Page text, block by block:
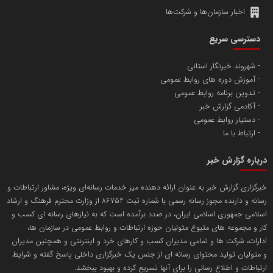
پایگاه اطلاع رسانی اعتلای نهادهای مردمی
پایگاه اطلاع رسانی دریا و نفت
تامین آهن اسفنجی تولیدکنندگان فولاد در کشور
تریبون
انتشار گسترده محتوا در رسانه گزارش خبر
مسعودصادقی
محمدعلی کرمعلی
اخبار سازمان‌ها و شرکت‌ها
دسترسی سریع
شهروند خبرنگار استانی
آموزش دوره های روابط عمومی
تدوین برنامه روابط عمومی
آکادمی گزارش خبر
دستیار روابط عمومی
ارتباط با ما
درباره گزارش خبر
خبرگزاری گزارش خبر به عنوان ارائه دهنده میز خدمات رسانه‌ای ویژه، مشاور ارتباطات و
رسانه و دارنده مجوز رسانه رسمی با شماره ثبت 86752 از وزارت محترم فرهنگ و ارشاد
اسلامی جمهوری اسلامی ایران، در صدد برآمده است که به نیازهای رسانه ای کسب و
کار و مجموعه های متبوع متولیان حوزه ارتباطات و روابط عمومی در سازمان ها،
ادارات، شرکت ها و تمامی مدیران کسب و کارهای خرد و اینترنتی و همچنین مدیران
و متولیان تولید محتوای رسانه ای از جنس یک خبرگزاری داخلی پاسخ گفته و شرایط
ارتباطات و اطلاع رسانی را برای آنها تسریع کرده و بهبود ببخشد.